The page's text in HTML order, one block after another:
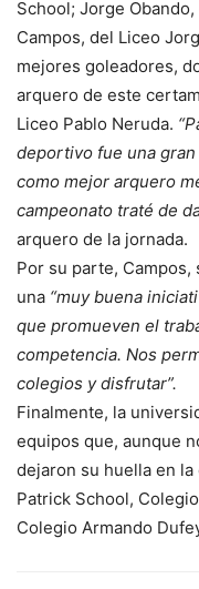
School; Jorge
Campos, del Liceo
mejores goleadores,
arquero de este
Liceo Pablo Neruda.
deportivo fue una
como mejor arquero
campeonato traté de
arquero de la jornada.
Por su parte,
una “muy buena
que promueven el
competencia. Nos
colegios y disfrutar”.
Finalmente, la
equipos que, aunque
dejaron su huella en
Patrick School,
Colegio Armando